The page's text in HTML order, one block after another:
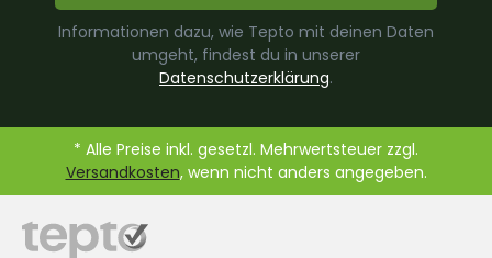
Informationen dazu, wie Tepto mit deinen Daten
umgeht, findest du in unserer
Datenschutzerklärung.
* Alle Preise inkl. gesetzl. Mehrwertsteuer zzgl.
Versandkosten, wenn nicht anders angegeben.